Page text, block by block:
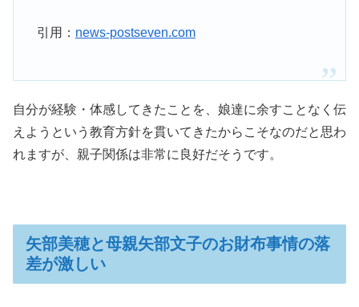
引用： news-postseven.com
自分が経験・体感してきたことを、娘達に余すことなく伝
えようという教育方針を貫いてきたからこそなのだと思わ
れますが、親子関係は非常に良好だそうです。
矢部美穂と母親矢部文子のお財布事情の落
差が激しい